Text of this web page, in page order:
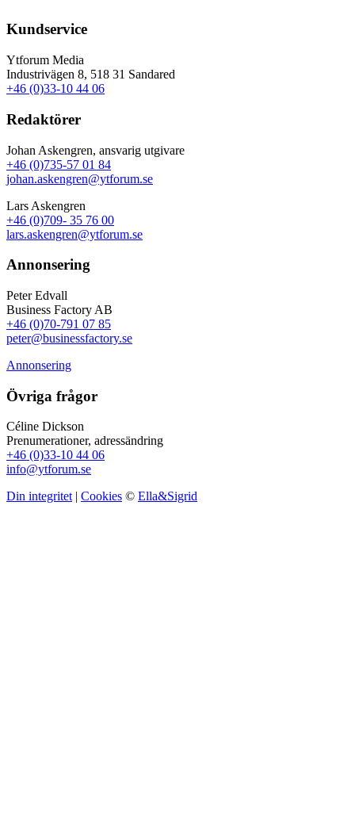
Kundservice
Ytforum Media
Industrivägen 8, 518 31 Sandared
+46 (0)33-10 44 06
Redaktörer
Johan Askengren, ansvarig utgivare
+46 (0)735-57 01 84
johan.askengren@ytforum.se
Lars Askengren
+46 (0)709- 35 76 00
lars.askengren@ytforum.se
Annonsering
Peter Edvall
Business Factory AB
+46 (0)70-791 07 85
peter@businessfactory.se
Annonsering
Övriga frågor
Céline Dickson
Prenumerationer, adressändring
+46 (0)33-10 44 06
info@ytforum.se
Din integritet | Cookies © Ella&Sigrid